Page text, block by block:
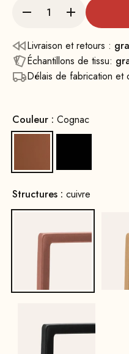
Livraison et retours :
Échantillons de tissu:
Délais de fabrication et
Couleur : Cognac
Structures : cuivre